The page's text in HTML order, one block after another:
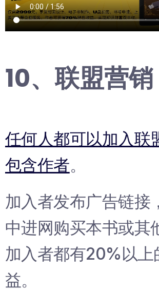
10、联盟营销
任何人都可以加入联
包含作者。
加入者发布广告链接
中进网购买本书或其
加入者都有20%以上
益。